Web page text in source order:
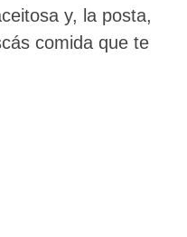
y, la posta,
comida que te